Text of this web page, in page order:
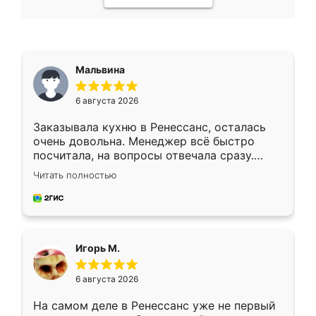
Мальвина
6 августа 2026
Заказывала кухню в Ренессанс, осталась
очень довольна. Менеджер всё быстро
посчитала, на вопросы отвечала сразу.
Замерщик приехал в субботу, подошёл к
делу со всей ответственностью. Собрали
за день, ребята работали аккуратно, даже
Читать полностью
Игорь М.
6 августа 2026
На самом деле в Ренессанс уже не первый